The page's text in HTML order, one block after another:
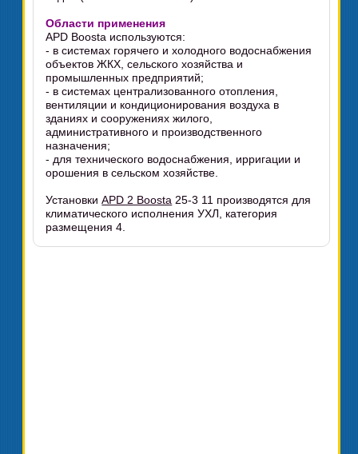
Области применения
APD Boosta используются:
- в системах горячего и холодного водоснабжения
объектов ЖКХ, сельского хозяйства и
промышленных предприятий;
- в системах централизованного отопления,
вентиляции и кондиционирования воздуха в
зданиях и сооружениях жилого,
административного и производственного
назначения;
- для технического водоснабжения, ирригации и
орошения в сельском хозяйстве.
УстановкиAPD 2 Boosta 25-3 11 производятся для
климатического исполнения УХЛ, категория
размещения 4.